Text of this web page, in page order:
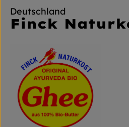
Deutschland
Finck